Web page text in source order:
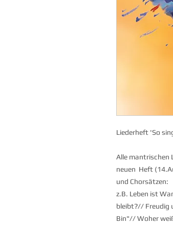
Liederheft 'So
Alle mantrischen
neuen Heft
und Chorsätzen:
z.B. Leben ist
bleibt?// Freudig
Bin"// Woher